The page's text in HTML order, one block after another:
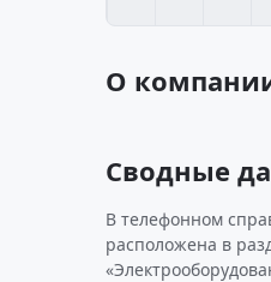
О
Сводные
В телефонном
расположена в